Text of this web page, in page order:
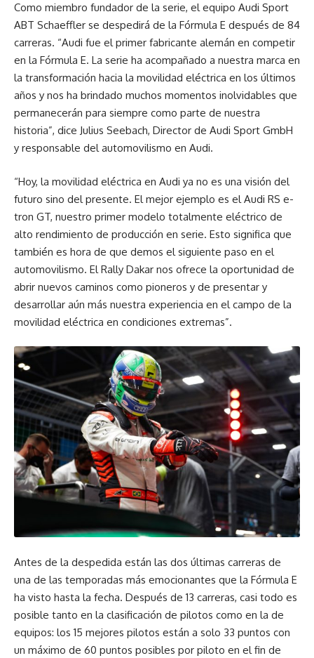
Como miembro fundador de la serie, el equipo Audi Sport
ABT Schaeffler se despedirá de la Fórmula E después de 84
carreras. “Audi fue el primer fabricante alemán en competir
en la Fórmula E. La serie ha acompañado a nuestra marca en
la transformación hacia la movilidad eléctrica en los últimos
años y nos ha brindado muchos momentos inolvidables que
permanecerán para siempre como parte de nuestra
historia”, dice Julius Seebach, Director de Audi Sport GmbH
y responsable del automovilismo en Audi.
“Hoy, la movilidad eléctrica en Audi ya no es una visión del
futuro sino del presente. El mejor ejemplo es el Audi RS e-
tron GT, nuestro primer modelo totalmente eléctrico de
alto rendimiento de producción en serie. Esto significa que
también es hora de que demos el siguiente paso en el
automovilismo. El Rally Dakar nos ofrece la oportunidad de
abrir nuevos caminos como pioneros y de presentar y
desarrollar aún más nuestra experiencia en el campo de la
movilidad eléctrica en condiciones extremas”.
Antes de la despedida están las dos últimas carreras de
una de las temporadas más emocionantes que la Fórmula E
ha visto hasta la fecha. Después de 13 carreras, casi todo es
posible tanto en la clasificación de pilotos como en la de
equipos: los 15 mejores pilotos están a solo 33 puntos con
un máximo de 60 puntos posibles por piloto en el fin de